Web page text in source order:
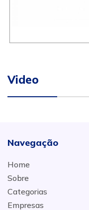
Video
Navegação
Home
Sobre
Categorias
Empresas